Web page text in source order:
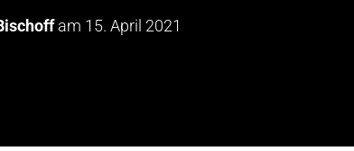
am 15. April 2021